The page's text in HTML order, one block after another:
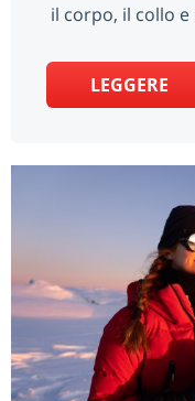
il corpo, il collo e
LEGGERE